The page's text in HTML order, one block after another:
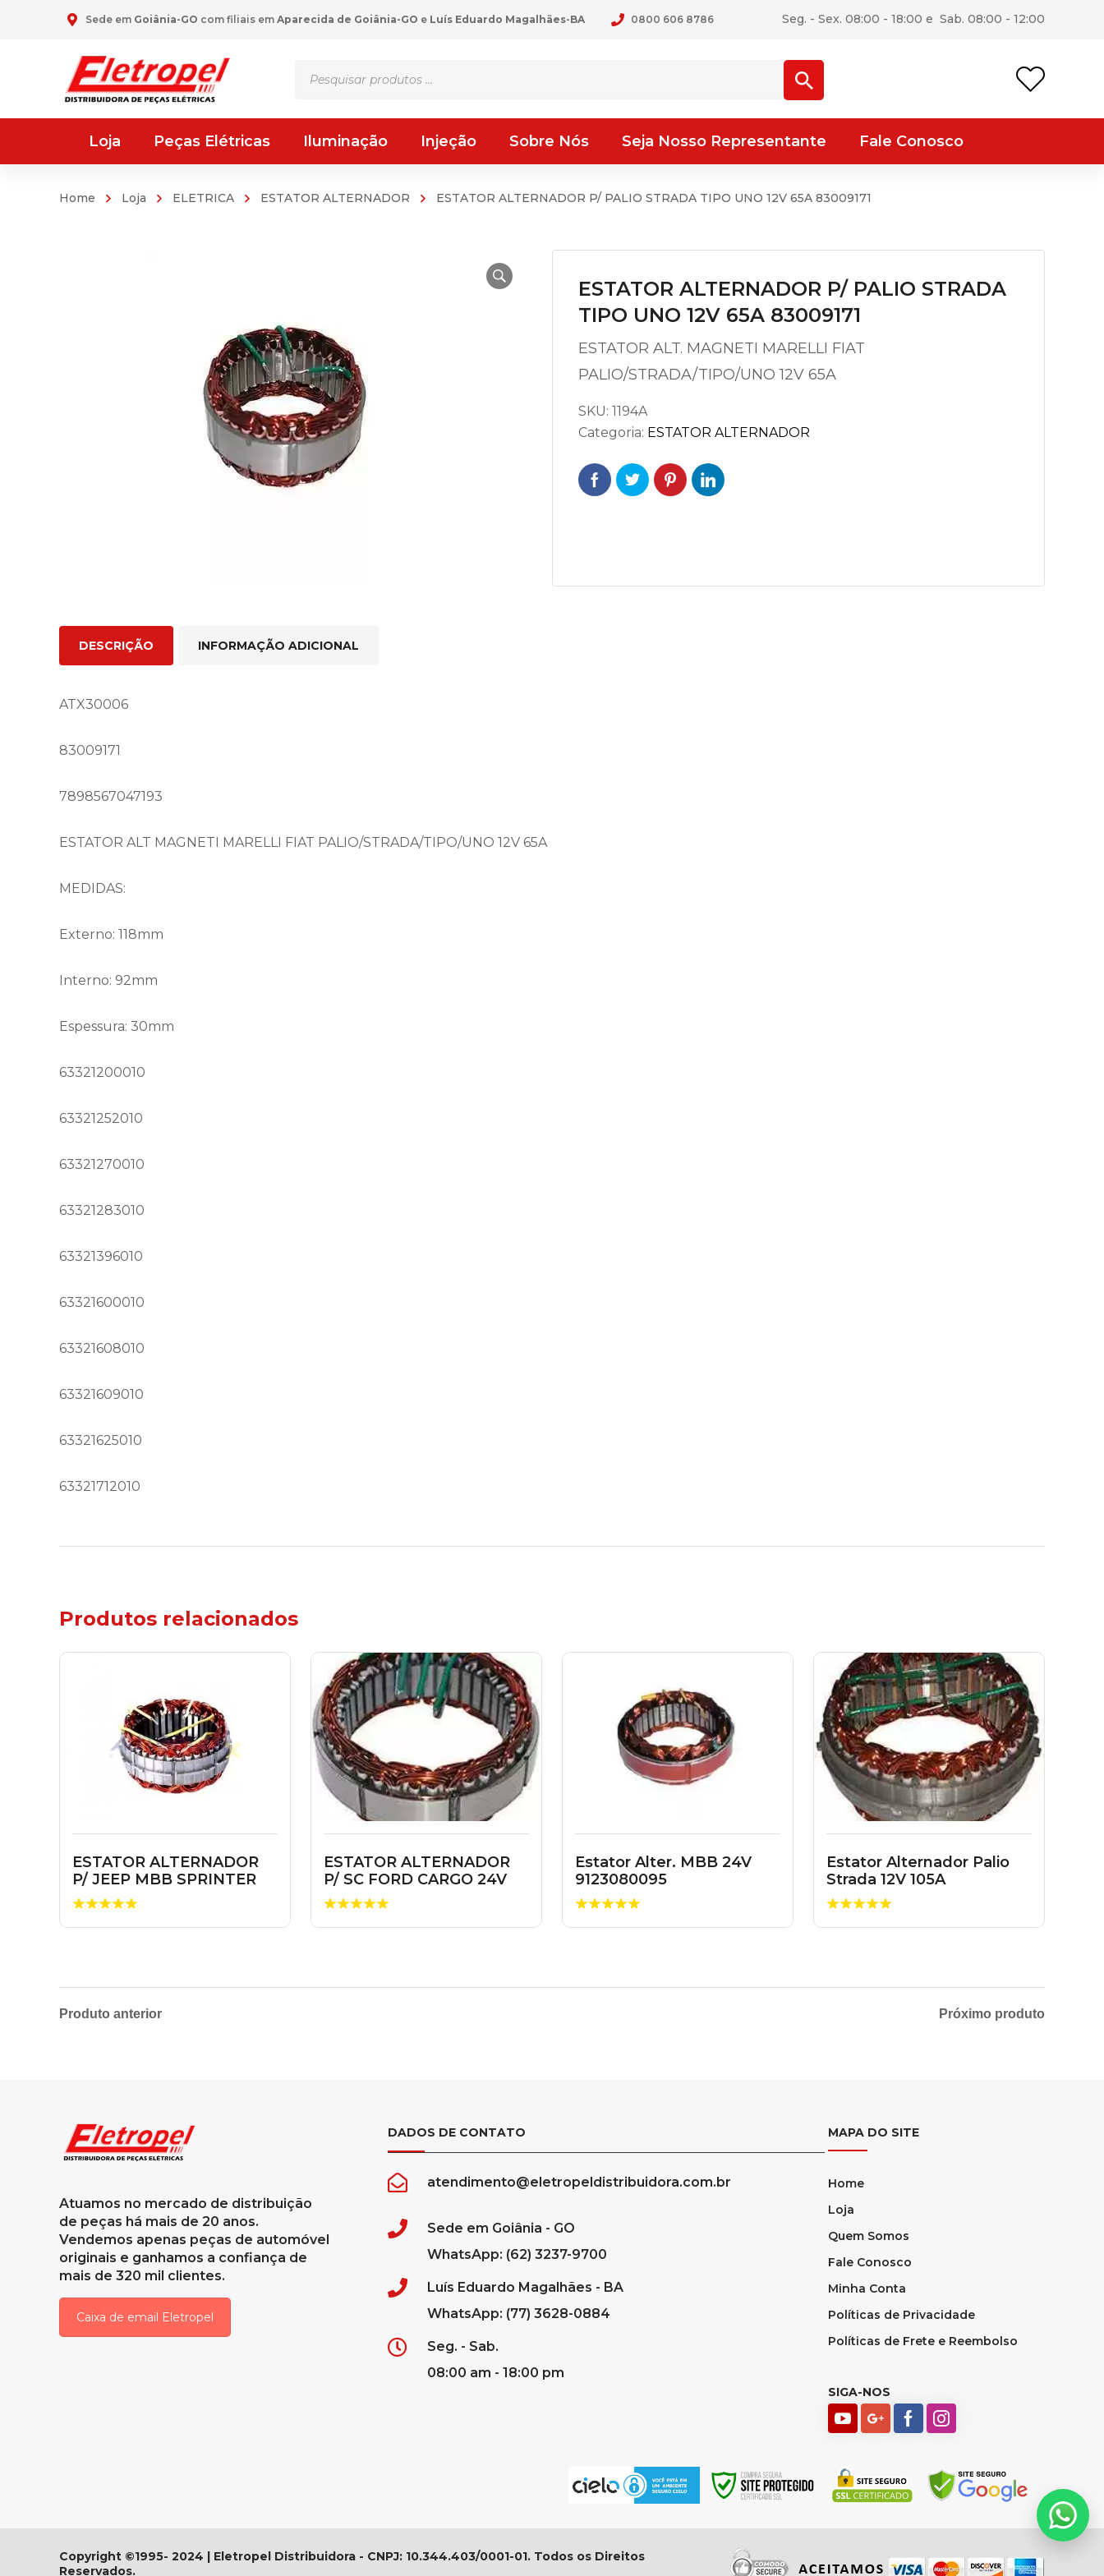
Sede em Goiânia-GO com filiais em Aparecida de Goiânia-GO e Luís Eduardo Magalhães-BA 0800 606 8786 Seg. - Sex. 08:00 - 18:00 e Sab. 08:00 - 12:00
Loja Peças Elétricas Iluminação Injeção Sobre Nós Seja Nosso Representante Fale Conosco
Home Loja ELETRICA ESTATOR ALTERNADOR ESTATOR ALTERNADOR P/ PALIO STRADA TIPO UNO 12V 65A 83009171
ESTATOR ALTERNADOR P/ PALIO STRADA
TIPO UNO 12V 65A 83009171
ESTATOR ALT. MAGNETI MARELLI FIAT
PALIO/STRADA/TIPO/UNO 12V 65A
SKU: 1194A
Categoria: ESTATOR ALTERNADOR
DESCRIÇÃO INFORMAÇÃO ADICIONAL
ATX30006
83009171
7898567047193
ESTATOR ALT MAGNETI MARELLI FIAT PALIO/STRADA/TIPO/UNO 12V 65A
MEDIDAS:
Externo: 118mm
Interno: 92mm
Espessura: 30mm
63321200010
63321252010
63321270010
63321283010
63321396010
63321600010
63321608010
63321609010
63321625010
63321712010
Produtos relacionados
ESTATOR ALTERNADOR
P/ JEEP MBB SPRINTER
COMPASS 12V ...
ESTATOR ALTERNADOR
P/ SC FORD CARGO 24V
45A 1125045045
Estator Alter. MBB 24V
9123080095
Estator Alternador Palio
Strada 12V 105A
F00M120114
Produto anterior Próximo produto
Atuamos no mercado de distribuição
de peças há mais de 20 anos.
Vendemos apenas peças de automóvel
originais e ganhamos a confiança de
mais de 320 mil clientes.
Caixa de email Eletropel
DADOS DE CONTATO
atendimento@eletropeldistribuidora.com.br
Sede em Goiânia - GO
WhatsApp: (62) 3237-9700
Luís Eduardo Magalhães - BA
WhatsApp: (77) 3628-0884
Seg. - Sab.
08:00 am - 18:00 pm
MAPA DO SITE
Home
Loja
Quem Somos
Fale Conosco
Minha Conta
Políticas de Privacidade
Políticas de Frete e Reembolso
SIGA-NOS
Copyright ©1995- 2024 | Eletropel Distribuidora - CNPJ: 10.344.403/0001-01. Todos os Direitos
Reservados.